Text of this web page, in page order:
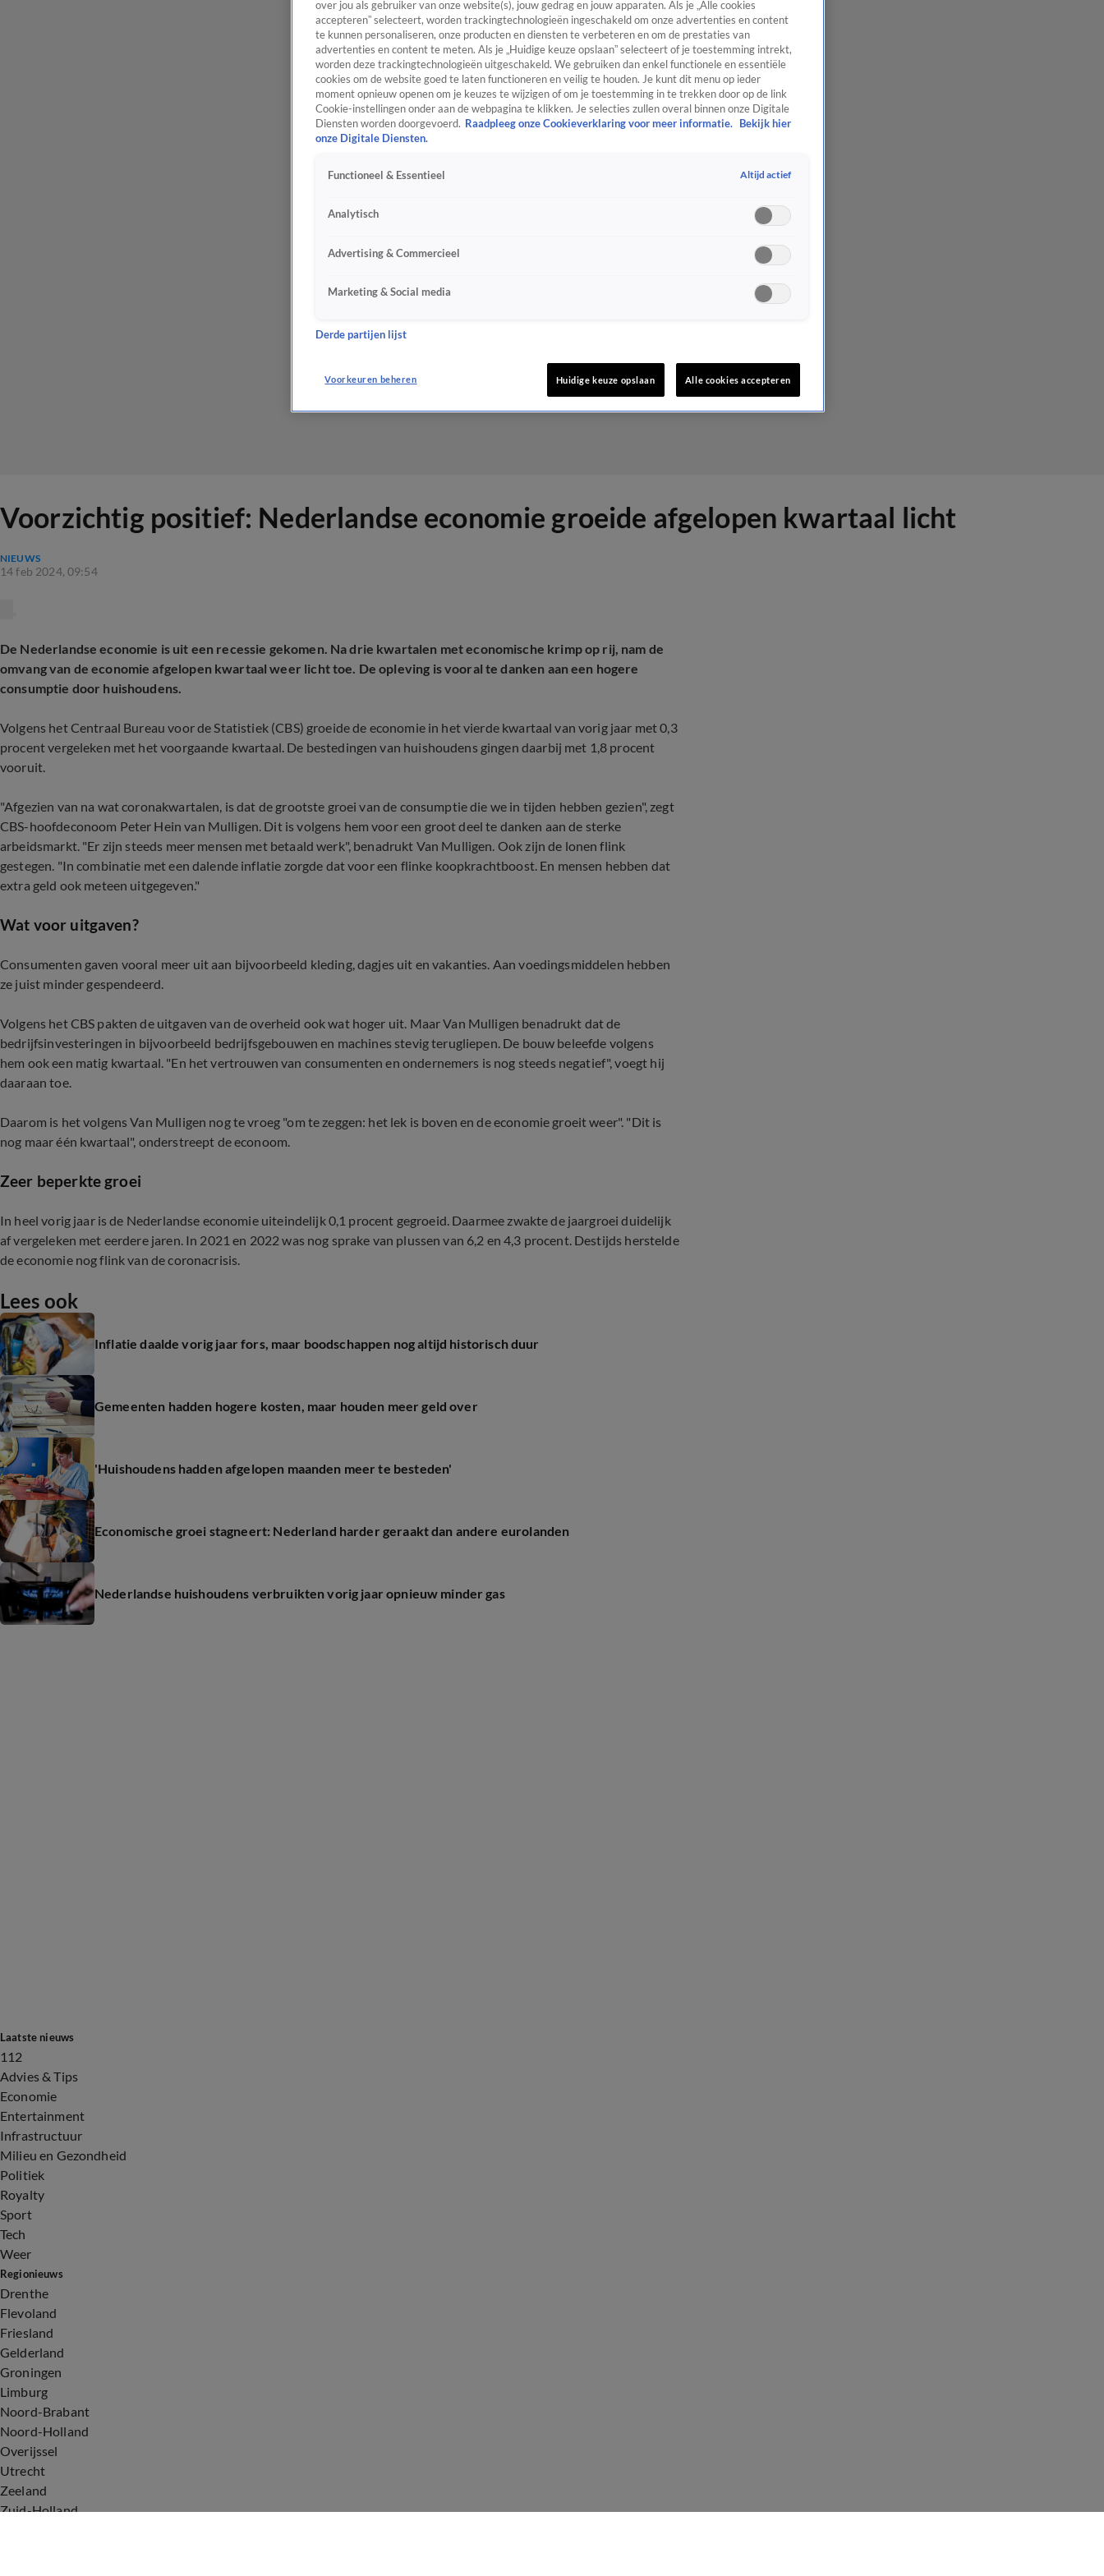
Voorzichtig positief: Nederlandse economie groeide afgelopen kwartaal licht
NIEUWS
14 feb 2024, 09:54
De Nederlandse economie is uit een recessie gekomen. Na drie kwartalen met economische krimp op rij, nam de
omvang van de economie afgelopen kwartaal weer licht toe. De opleving is vooral te danken aan een hogere
consumptie door huishoudens.
Volgens het Centraal Bureau voor de Statistiek (CBS) groeide de economie in het vierde kwartaal van vorig jaar met 0,3
procent vergeleken met het voorgaande kwartaal. De bestedingen van huishoudens gingen daarbij met 1,8 procent
vooruit.
"Afgezien van na wat coronakwartalen, is dat de grootste groei van de consumptie die we in tijden hebben gezien", zegt
CBS-hoofdeconoom Peter Hein van Mulligen. Dit is volgens hem voor een groot deel te danken aan de sterke
arbeidsmarkt. "Er zijn steeds meer mensen met betaald werk", benadrukt Van Mulligen. Ook zijn de lonen flink
gestegen. "In combinatie met een dalende inflatie zorgde dat voor een flinke koopkrachtboost. En mensen hebben dat
extra geld ook meteen uitgegeven."
Wat voor uitgaven?
Consumenten gaven vooral meer uit aan bijvoorbeeld kleding, dagjes uit en vakanties. Aan voedingsmiddelen hebben
ze juist minder gespendeerd.
Volgens het CBS pakten de uitgaven van de overheid ook wat hoger uit. Maar Van Mulligen benadrukt dat de
bedrijfsinvesteringen in bijvoorbeeld bedrijfsgebouwen en machines stevig terugliepen. De bouw beleefde volgens
hem ook een matig kwartaal. "En het vertrouwen van consumenten en ondernemers is nog steeds negatief", voegt hij
daaraan toe.
Daarom is het volgens Van Mulligen nog te vroeg "om te zeggen: het lek is boven en de economie groeit weer". "Dit is
nog maar één kwartaal", onderstreept de econoom.
Zeer beperkte groei
In heel vorig jaar is de Nederlandse economie uiteindelijk 0,1 procent gegroeid. Daarmee zwakte de jaargroei duidelijk
af vergeleken met eerdere jaren. In 2021 en 2022 was nog sprake van plussen van 6,2 en 4,3 procent. Destijds herstelde
de economie nog flink van de coronacrisis.
Lees ook
Inflatie daalde vorig jaar fors, maar boodschappen nog altijd historisch duur
Gemeenten hadden hogere kosten, maar houden meer geld over
'Huishoudens hadden afgelopen maanden meer te besteden'
Economische groei stagneert: Nederland harder geraakt dan andere eurolanden
Nederlandse huishoudens verbruikten vorig jaar opnieuw minder gas
Laatste nieuws
112
Advies & Tips
Economie
Entertainment
Infrastructuur
Milieu en Gezondheid
Politiek
Royalty
Sport
Tech
Weer
Regionieuws
Drenthe
Flevoland
Friesland
Gelderland
Groningen
Limburg
Noord-Brabant
Noord-Holland
Overijssel
Utrecht
Zeeland
Zuid-Holland
over jou als gebruiker van onze website(s), jouw gedrag en jouw apparaten. Als je „Alle cookies
accepteren” selecteert, worden trackingtechnologieën ingeschakeld om onze advertenties en content
te kunnen personaliseren, onze producten en diensten te verbeteren en om de prestaties van
advertenties en content te meten. Als je „Huidige keuze opslaan” selecteert of je toestemming intrekt,
worden deze trackingtechnologieën uitgeschakeld. We gebruiken dan enkel functionele en essentiële
cookies om de website goed te laten functioneren en veilig te houden. Je kunt dit menu op ieder
moment opnieuw openen om je keuzes te wijzigen of om je toestemming in te trekken door op de link
Cookie-instellingen onder aan de webpagina te klikken. Je selecties zullen overal binnen onze Digitale
Diensten worden doorgevoerd. Raadpleeg onze Cookieverklaring voor meer informatie. Bekijk hier
onze Digitale Diensten.
Functioneel & Essentieel Altijd actief
Analytisch
Advertising & Commercieel
Marketing & Social media
Derde partijen lijst
Voorkeuren beheren Huidige keuze opslaan Alle cookies accepteren